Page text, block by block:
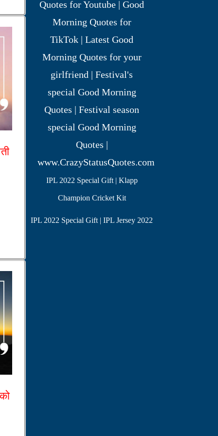
IPL 2022 Special Gift | Klapp
Champion Cricket Kit
IPL 2022 Special Gift | IPL Jersey 2022